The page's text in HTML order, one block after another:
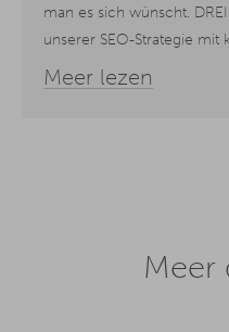
man es sich wünscht.
unserer SEO-Strategie
Konzepten und einer
Augenhöhe. Danke dafür!
Meer lezen
Meer